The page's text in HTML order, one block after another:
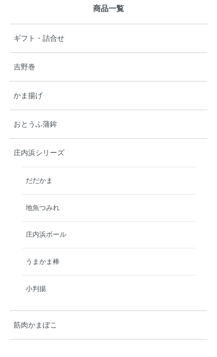
商品一覧
ギフト・詰合せ
吉野巻
かま揚げ
おとうふ蒲鉾
庄内浜シリーズ
だだかま
地魚つみれ
庄内浜ボール
うまかま棒
小判揚
筋肉かまぼこ